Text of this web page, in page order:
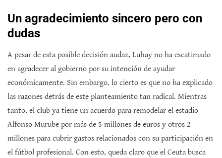
Un agradecimiento sincero pero con
dudas
A pesar de esta posible decisión audaz, Luhay no ha escatimado
en agradecer al gobierno por su intención de ayudar
económicamente. Sin embargo, lo cierto es que no ha explicado
las razones detrás de este planteamiento tan radical. Mientras
tanto, el club ya tiene un acuerdo para remodelar el estadio
Alfonso Murube por más de 5 millones de euros y otros 2
millones para cubrir gastos relacionados con su participación en
el fútbol profesional. Con esto, queda claro que el Ceuta busca